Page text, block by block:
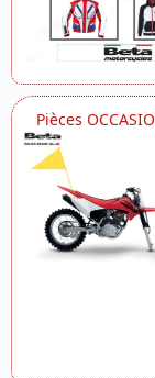
Pièces